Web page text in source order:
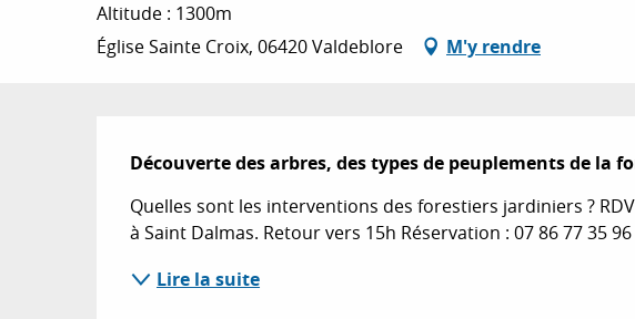
Altitude : 1300m
Église Sainte Croix, 06420 Valdeblore
M'y rendre
Description
Découverte des arbres, des types de peuplements de la
Quelles sont les interventions des forestiers jardiniers ?
à Saint Dalmas. Retour vers 15h Réservation : 07 86 77 35 96
Lire la suite